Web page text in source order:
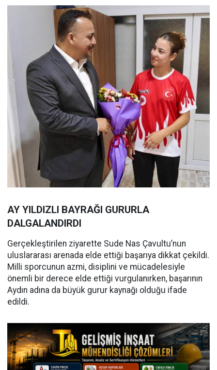
AY YILDIZLI BAYRAĞI GURURLA
DALGALANDIRDI
Gerçekleştirilen ziyarette Sude Nas Çavultu’nun
uluslararası arenada elde ettiği başarıya dikkat çekildi.
Milli sporcunun azmi, disiplini ve mücadelesiyle
önemli bir derece elde ettiği vurgulanırken, başarının
Aydın adına da büyük gurur kaynağı olduğu ifade
edildi.